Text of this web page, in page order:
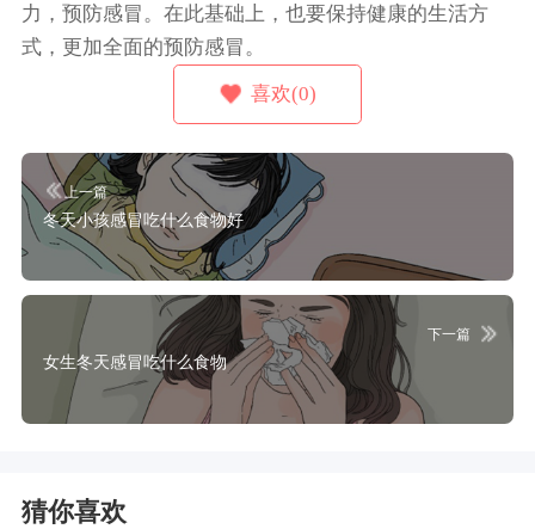
力，预防感冒。在此基础上，也要保持健康的生活方
式，更加全面的预防感冒。
喜欢(0)
上一篇
冬天小孩感冒吃什么食物好
下一篇
女生冬天感冒吃什么食物
猜你喜欢